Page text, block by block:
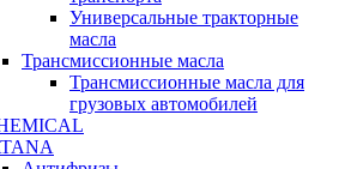
Универсальные тракторные
масла
Трансмиссионные масла
Трансмиссионные масла для
грузовых автомобилей